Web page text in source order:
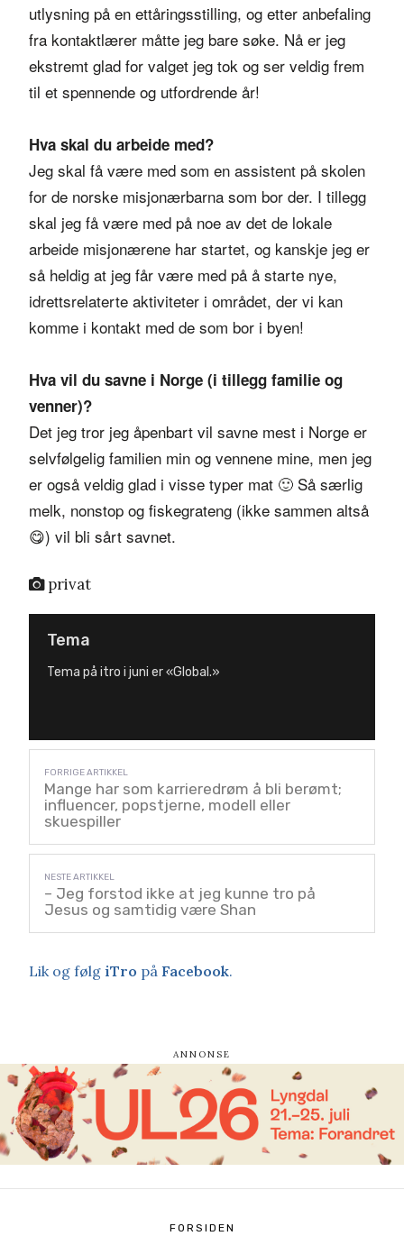
utlysning på en ettåringsstilling, og etter anbefaling
fra kontaktlærer måtte jeg bare søke. Nå er jeg
ekstremt glad for valget jeg tok og ser veldig frem
til et spennende og utfordrende år!
Hva skal du arbeide med?
Jeg skal få være med som en assistent på skolen
for de norske misjonærbarna som bor der. I tillegg
skal jeg få være med på noe av det de lokale
arbeide misjonærene har startet, og kanskje jeg er
så heldig at jeg får være med på å starte nye,
idrettsrelaterte aktiviteter i området, der vi kan
komme i kontakt med de som bor i byen!
Hva vil du savne i Norge (i tillegg familie og
venner)?
Det jeg tror jeg åpenbart vil savne mest i Norge er
selvfølgelig familien min og vennene mine, men jeg
er også veldig glad i visse typer mat 🙂 Så særlig
melk, nonstop og fiskegrateng (ikke sammen altså
😋) vil bli sårt savnet.
privat
Tema
Tema på itro i juni er «Global.»
Mange har som karrieredrøm å bli berømt;
influencer, popstjerne, modell eller
skuespiller
– Jeg forstod ikke at jeg kunne tro på
Jesus og samtidig være Shan
Lik og følg iTro på Facebook.
FORSIDEN